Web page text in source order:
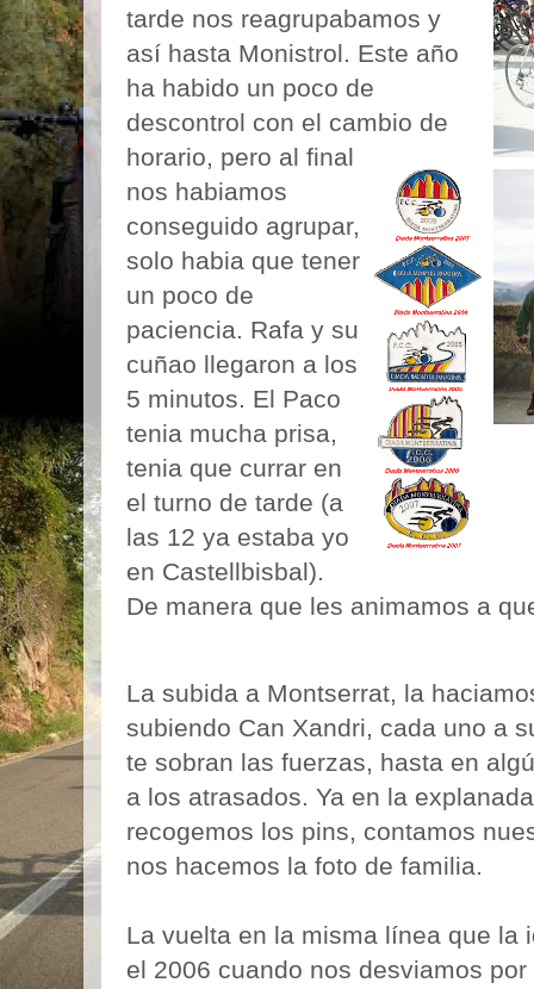
tarde nos reagrupabamos y
así hasta Monistrol. Este año
ha habido un poco de
descontrol con el cambio de
horario, pero al final
nos habiamos
conseguido agrupar,
solo habia que tener
un poco de
paciencia. Rafa y su
cuñao llegaron a los
5 minutos. El Paco
tenia mucha prisa,
tenia que currar en
el turno de tarde (a
las 12 ya estaba yo
en Castellbisbal).
De manera que les animamos a
La subida a Montserrat, la
subiendo Can Xandri, cada uno a
te sobran las fuerzas, hasta en
a los atrasados. Ya en la
recogemos los pins, contamos
nos hacemos la foto de familia.
La vuelta en la misma línea que la
el 2006 cuando nos desviamos